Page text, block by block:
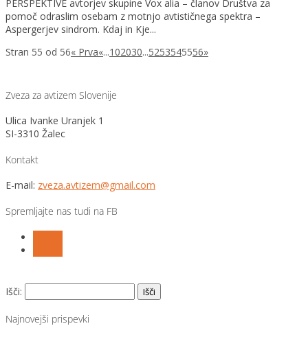
PERSPEKTIVE avtorjev skupine Vox alia – članov Društva za
pomoč odraslim osebam z motnjo avtističnega spektra –
Aspergerjev sindrom. Kdaj in Kje...
Stran 55 od 56« Prva«...102030...5253545556»
Zveza za avtizem Slovenije
Ulica Ivanke Uranjek 1
SI-3310 Žalec
Kontakt
E-mail: zveza.avtizem@gmail.com
Spremljajte nas tudi na FB
Išči:
Najnovejši prispevki